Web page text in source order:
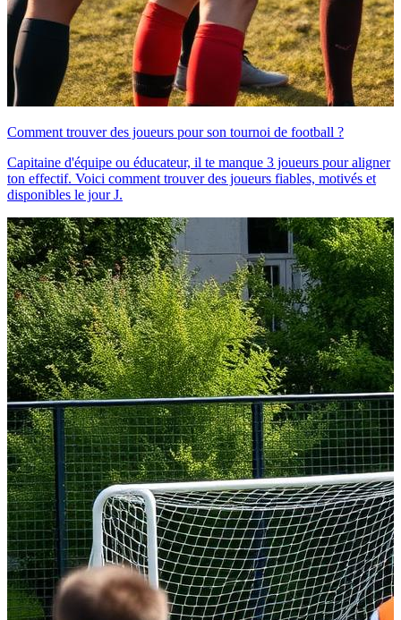
Comment trouver des joueurs pour son tournoi de football ?
Capitaine d'équipe ou éducateur, il te manque 3 joueurs pour aligner
ton effectif. Voici comment trouver des joueurs fiables, motivés et
disponibles le jour J.